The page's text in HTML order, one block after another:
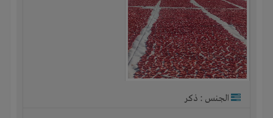
الجنس : ذكر